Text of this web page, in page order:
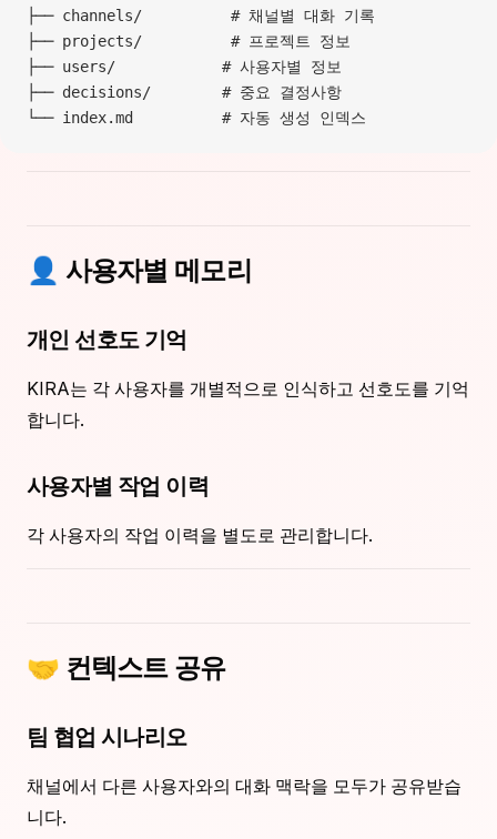
├── channels/          # 채널별 대화 기록
├── projects/          # 프로젝트 정보
├── users/            # 사용자별 정보
├── decisions/        # 중요 결정사항
└── index.md          # 자동 생성 인덱스
👤 사용자별 메모리
개인 선호도 기억
KIRA는 각 사용자를 개별적으로 인식하고 선호도를 기억
합니다.
사용자별 작업 이력
각 사용자의 작업 이력을 별도로 관리합니다.
🤝 컨텍스트 공유
팀 협업 시나리오
채널에서 다른 사용자와의 대화 맥락을 모두가 공유받습
니다.